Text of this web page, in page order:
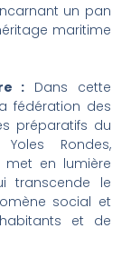
un pan
maritime
: Dans cette
fédération des
préparatifs du
Rondes,
en lumière
transcende le
social et
et de